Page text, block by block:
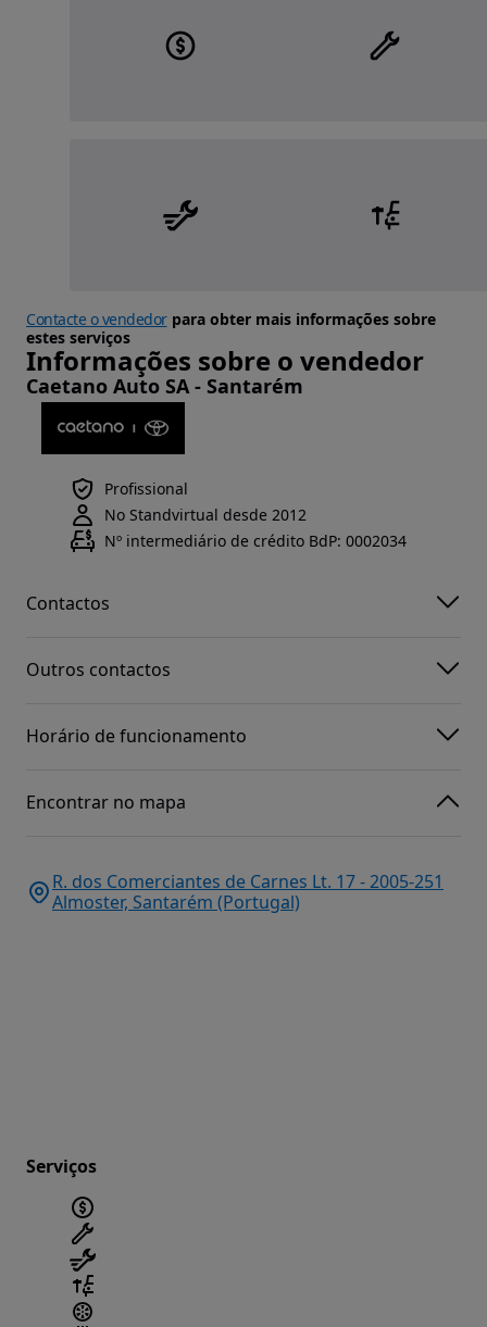
Contacte o vendedorpara obter mais informações sobre
estes serviços
Informações sobre o vendedor
Caetano Auto SA - Santarém
Profissional
No Standvirtual desde 2012
Nº intermediário de crédito BdP: 0002034
Contactos
Outros contactos
Horário de funcionamento
Encontrar no mapa
R. dos Comerciantes de Carnes Lt. 17 - 2005-251
Almoster, Santarém (Portugal)
Serviços